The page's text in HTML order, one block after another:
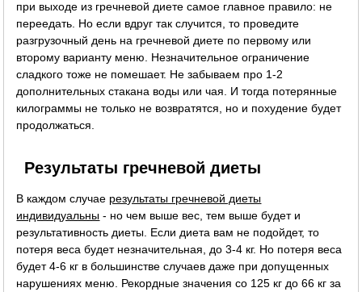
при выходе из гречневой диете самое главное правило: не
переедать. Но если вдруг так случится, то проведите
разгрузочный день на гречневой диете по первому или
второму варианту меню. Незначительное ограничение
сладкого тоже не помешает. Не забываем про 1-2
дополнительных стакана воды или чая. И тогда потерянные
килограммы не только не возвратятся, но и похудение будет
продолжаться.
Результаты гречневой диеты
В каждом случае результаты гречневой диеты
индивидуальны - но чем выше вес, тем выше будет и
результативность диеты. Если диета вам не подойдет, то
потеря веса будет незначительная, до 3-4 кг. Но потеря веса
будет 4-6 кг в большинстве случаев даже при допущенных
нарушениях меню. Рекордные значения со 125 кг до 66 кг за